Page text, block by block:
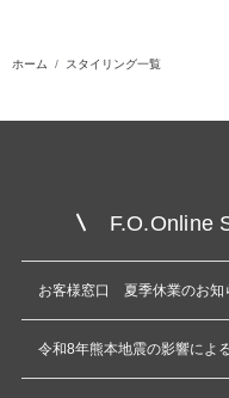
ホーム スタイリング一覧
F.O.Online
お客様窓口 夏季休業のお知
令和8年熊本地震の影響によ